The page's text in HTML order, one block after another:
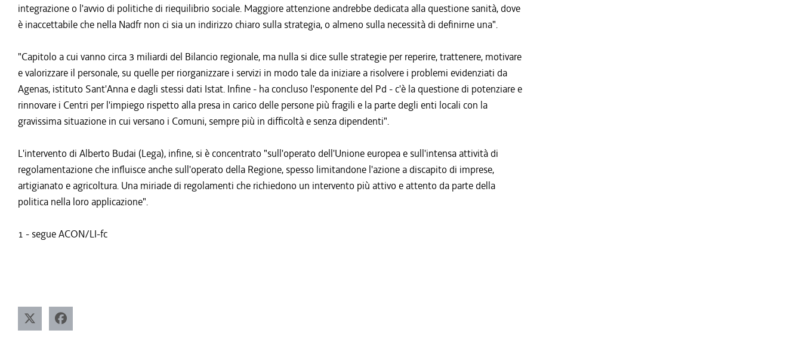
integrazione o l'avvio di politiche di riequilibrio sociale. Maggiore attenzione andrebbe dedicata alla questione sanità, dove
è inaccettabile che nella Nadfr non ci sia un indirizzo chiaro sulla strategia, o almeno sulla necessità di definirne una".
"Capitolo a cui vanno circa 3 miliardi del Bilancio regionale, ma nulla si dice sulle strategie per reperire, trattenere, motivare
e valorizzare il personale, su quelle per riorganizzare i servizi in modo tale da iniziare a risolvere i problemi evidenziati da
Agenas, istituto Sant'Anna e dagli stessi dati Istat. Infine - ha concluso l'esponente del Pd - c'è la questione di potenziare e
rinnovare i Centri per l'impiego rispetto alla presa in carico delle persone più fragili e la parte degli enti locali con la
gravissima situazione in cui versano i Comuni, sempre più in difficoltà e senza dipendenti".
L'intervento di Alberto Budai (Lega), infine, si è concentrato "sull'operato dell'Unione europea e sull'intensa attività di
regolamentazione che influisce anche sull'operato della Regione, spesso limitandone l'azione a discapito di imprese,
artigianato e agricoltura. Una miriade di regolamenti che richiedono un intervento più attivo e attento da parte della
politica nella loro applicazione".
1 - segue ACON/LI-fc